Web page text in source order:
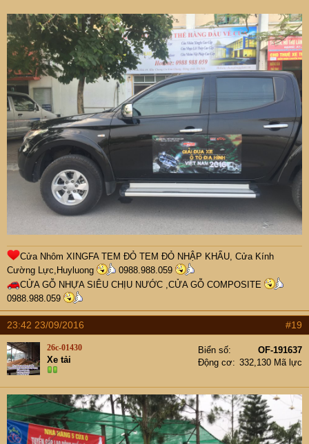
Cửa Nhôm XINGFA TEM ĐỎ TEM ĐỎ NHẬP KHẨU, Cửa Kính
Cường Lực, Huyluong
0988.988.059
CỬA GỖ NHỰA SIÊU CHỊU NƯỚC ,CỬA GỖ COMPOSITE
0988.988.059
23:42 23/09/2016 #19
26c-01430
Xe tải
Biển số
OF-191637
Động cơ
332,130 Mã lực